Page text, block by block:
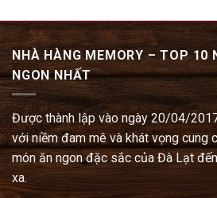
NHÀ HÀNG MEMORY – TOP 10
NGON NHẤT
Được thành lập vào ngày 20/04/
với niềm đam mê và khát vọng cung
món ăn ngon đặc sắc của Đà Lạt
xa.